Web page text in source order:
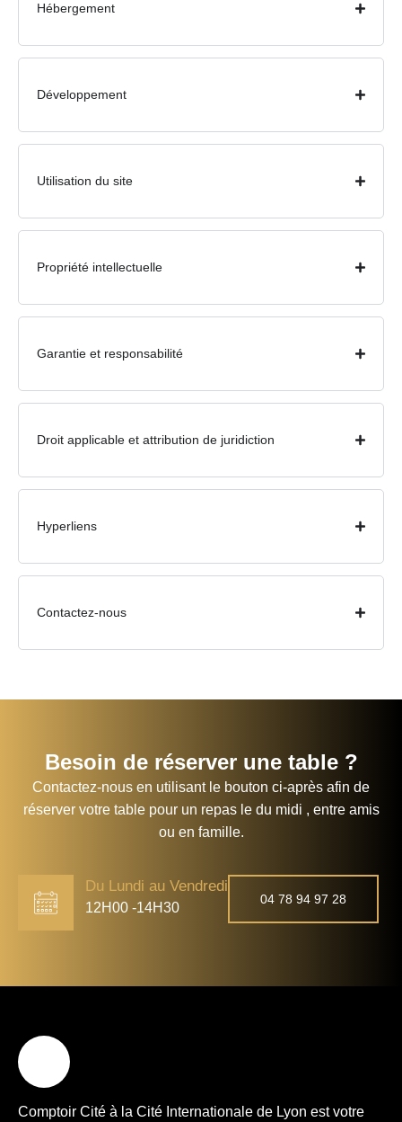
Hébergement
Développement
Utilisation du site
Propriété intellectuelle
Garantie et responsabilité
Droit applicable et attribution de juridiction
Hyperliens
Contactez-nous
Besoin de réserver une table ?
Contactez-nous en utilisant le bouton ci-après afin de
réserver votre tablepour un repas le du midi , entre amis
ou en famille.
Du Lundi au Vendredi
12H00 -14H30
04 78 94 97 28
Comptoir Cité à la Cité Internationale de Lyon est votre